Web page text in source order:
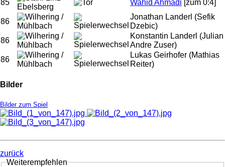
85 Wahid Ahmadi [zum 0:4]
86
Jonathan Landerl (Sefik
Dzebic)
86
Konstantin Landerl (Julian
Andre Zuser)
86
Lukas Geirhofer (Mathias
Reiter)
Bilder
Bilder zum Spiel
zurück
Weiterempfehlen